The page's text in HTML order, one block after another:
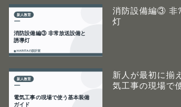
消防設備編③ 非
灯
新人が最初に揃
気工事の現場で